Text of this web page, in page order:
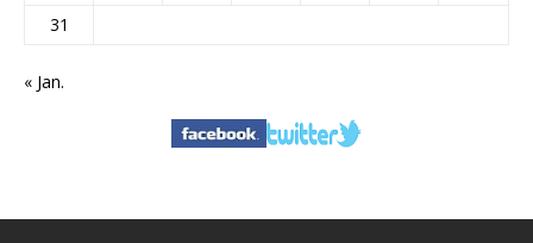
31
« Jan.